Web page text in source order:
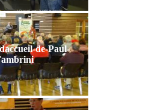
de-Paul-